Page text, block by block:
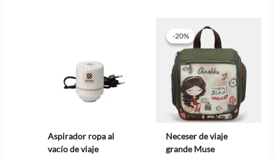
Aspirador ropa al
vacío de viaje
-20%
-20%
Neceser de viaje
grande Muse